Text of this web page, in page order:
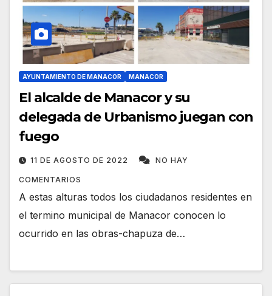
AYUNTAMIENTO DE MANACOR MANACOR
El alcalde de Manacor y su
delegada de Urbanismo juegan con
fuego
11 DE AGOSTO DE 2022 NO HAY
COMENTARIOS
A estas alturas todos los ciudadanos residentes en
el termino municipal de Manacor conocen lo
ocurrido en las obras-chapuza de…